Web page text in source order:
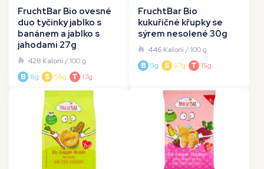
FruchtBar Bio ovesné
duo tyčinky jablko s
banánem a jablko s
jahodami 27g
428 Kalorií/ 100 g
B 8g S 59g T 17g
FruchtBar Bio
kukuřičné křupky se
sýrem nesolené 30g
446 Kalorií/ 100 g
B 9g S 67g T 15g